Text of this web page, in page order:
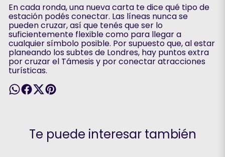
En cada ronda, una nueva carta te dice qué tipo de
estación podés conectar. Las líneas nunca se
pueden cruzar, así que tenés que ser lo
suficientemente flexible como para llegar a
cualquier símbolo posible. Por supuesto que, al estar
planeando los subtes de Londres, hay puntos extra
por cruzar el Támesis y por conectar atracciones
turísticas.
Te puede interesar también